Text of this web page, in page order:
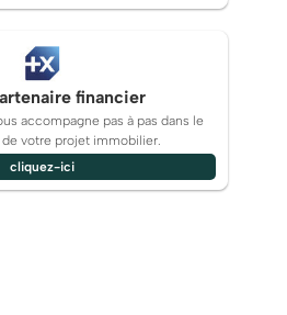
financier
accompagne pas à pas dans le
votre projet immobilier.
cliquez-ici